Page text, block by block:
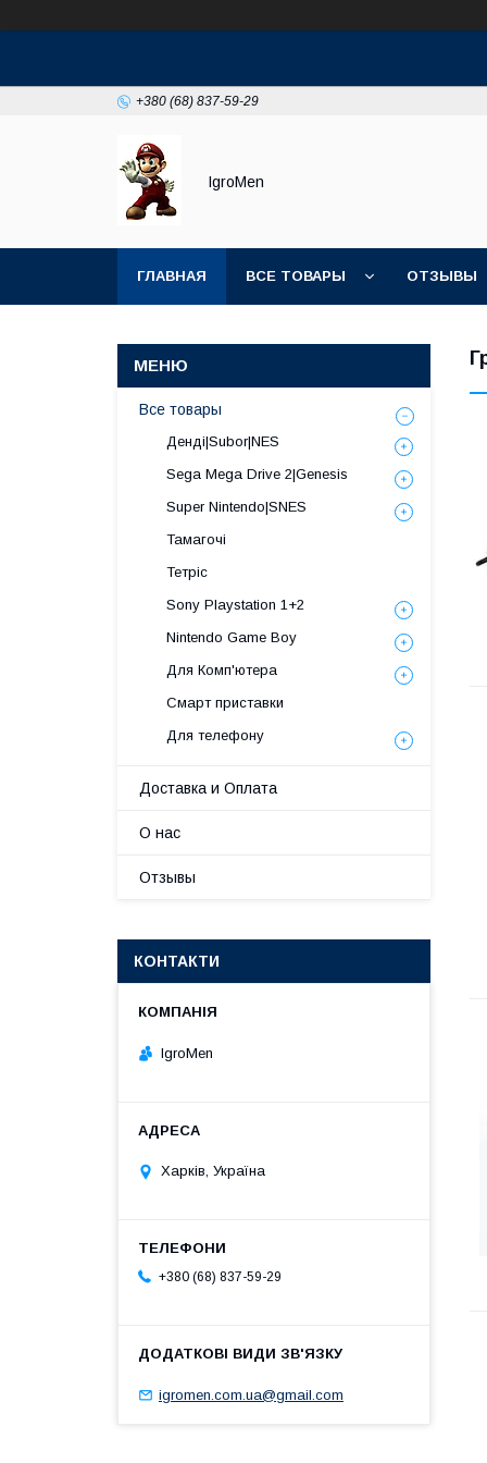
+380 (68) 837-59-29
IgroMen
ГЛАВНАЯ ВСЕ ТОВАРЫ ОТЗЫВЫ
Все товары
Денді|Subor|NES
Sega Mega Drive 2|Genesis
Super Nintendo|SNES
Тамагочі
Тетріс
Sony Playstation 1+2
Nintendo Game Boy
Для Комп'ютера
Смарт приставки
Для телефону
Доставка и Оплата
О нас
Отзывы
КОНТАКТИ
IgroMen
Харків, Україна
+380 (68) 837-59-29
igromen.com.ua@gmail.com